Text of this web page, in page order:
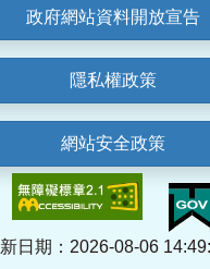
政府網站資料開放宣告
隱私權政策
網站安全政策
日期：2026-08-06